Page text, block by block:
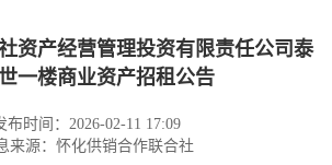
资产经营管理投资有限责任公司泰
一楼商业资产招租公告
布时间：2026-02-11 17:09
来源：怀化供销合作联合社